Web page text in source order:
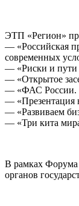
ЭТП «Регион»
— «Российская
современных
— «Риски и пути
— «Открытое
— «ФАС России.
— «Презентация
— «Развиваем
— «Три кита
В рамках Форума
органов